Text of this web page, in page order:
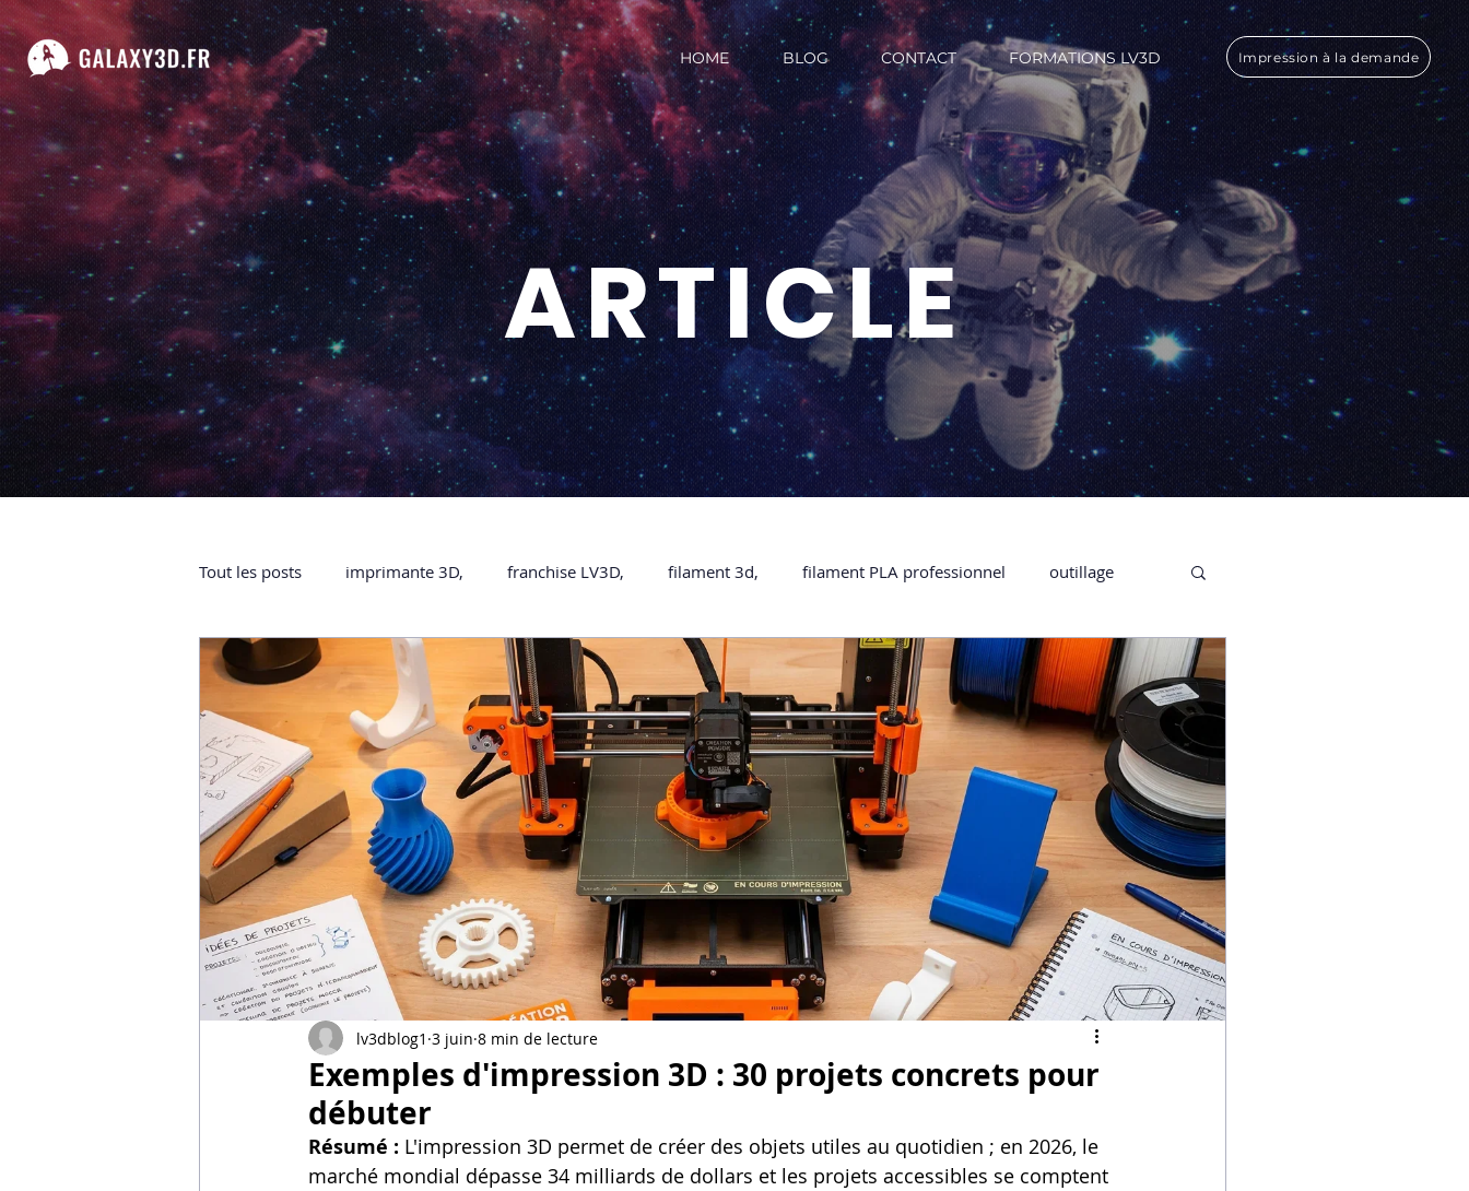
HOME BLOG CONTACT FORMATIONS LV3D Impression à la demande
ARTICLE
Tout les posts imprimante 3D, franchise LV3D, filament 3d, filament PLA professionnel outillage
impression 3D à la demande Accessoires imprimante 3D professionelle imprimante 3D CREALITY
objet 3D ARTILLERY 3D Formation impression 3D SCANNER 3D impression 3D
certifiée QUALIOPI Refaire une piece en 3D Formation 3D en ligne. Formation 3D CPF CREALITY,
Creality Hi combo Artillery M1 Pro Filament PLA Service administratif en ligne Secrétaire en Ligne
Vidéos sur l'impression 3D, Artillery M1 pro Creality HI combo Filament PETG
Formation impresssion 3D formation CPF
Exemples d'impression 3D : 30 projets concrets pour
débuter
lv3dblog1 3 juin 8 min de lecture
Résumé : L'impression 3D permet de créer des objets utiles au quotidien ; en 2026, le
marché mondial dépasse 34 milliards de dollars et les projets accessibles se comptent